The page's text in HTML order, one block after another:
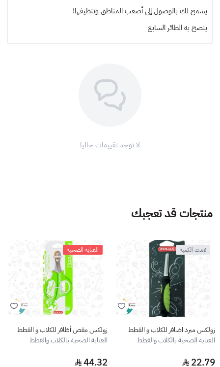
يسمح لك بالوصول إلى أصعب المناطق وتنظيفها!
ينصح بهالطائر السابع
لا توجد تقييمات حاليا
منتجات قد تعجبك
نفدت الكمية
زولكس مبرد اضافر للكلاب و القطط
العناية الصحية بالكلاب والقطط
22.79
العناية الصحية
زولكس مقص أظافر للكلاب و القطط
العناية الصحية بالكلاب والقطط
44.32